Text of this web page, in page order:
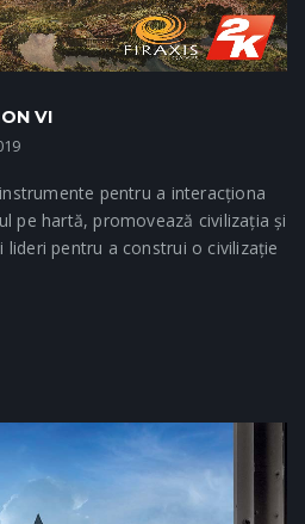
VI
pentru a interacționa
pe hartă, promovează civilizația și
lideri pentru a construi o civilizație